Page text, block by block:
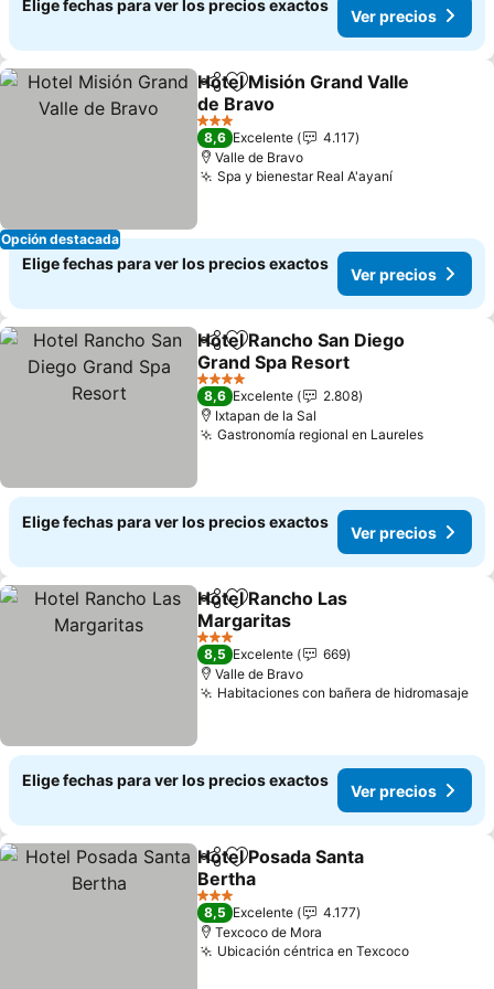
Elige fechas para ver los precios exactos
Ver precios
Opción destacada
CompartirAgregar a favoritos
Hotel Misión Grand Valle
de Bravo
3 Estrellas
8,6 Excelente
4.117
Valle de Bravo
Spa y bienestar Real A'ayaní
Elige fechas para ver los precios exactos
Ver precios
CompartirAgregar a favoritos
Hotel Rancho San Diego
Grand Spa Resort
4 Estrellas
8,6 Excelente
2.808
Ixtapan de la Sal
Gastronomía regional en Laureles
Elige fechas para ver los precios exactos
Ver precios
CompartirAgregar a favoritos
Hotel Rancho Las
Margaritas
3 Estrellas
8,5 Excelente
669
Valle de Bravo
Habitaciones con bañera de hidromasaje
Elige fechas para ver los precios exactos
Ver precios
CompartirAgregar a favoritos
Hotel Posada Santa
Bertha
3 Estrellas
8,5 Excelente
4.177
Texcoco de Mora
Ubicación céntrica en Texcoco